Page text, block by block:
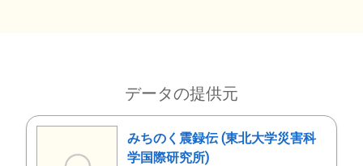
データの提供元
みちのく震録伝 (東北大学災害科
学国際研究所)